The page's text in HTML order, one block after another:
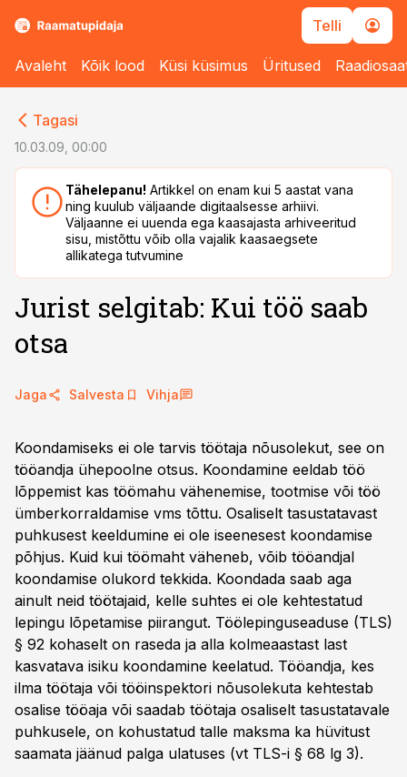
Telli
Avaleht Kõik lood Küsi küsimus Üritused
Tagasi
10.03.09, 00:00
Tähelepanu! Artikkel on enam kui 5 aastat vana
ning kuulub väljaande digitaalsesse arhiivi.
Väljaanne ei uuenda ega kaasajasta arhiveeritud
sisu, mistõttu võib olla vajalik kaasaegsete
allikatega tutvumine
Jurist selgitab: Kui töö saab
otsa
Jaga Salvesta Vihja
Koondamiseks ei ole tarvis töötaja nõusolekut, see on
tööandja ühepoolne otsus. Koondamine eeldab töö
lõppemist kas töömahu vähenemise, tootmise või töö
ümberkorraldamise vms tõttu. Osaliselt tasustatavast
puhkusest keeldumine ei ole iseenesest koondamise
põhjus. Kuid kui töömaht väheneb, võib tööandjal
koondamise olukord tekkida. Koondada saab aga
ainult neid töötajaid, kelle suhtes ei ole kehtestatud
lepingu lõpetamise piirangut. Töölepinguseaduse (TLS)
§ 92 kohaselt on raseda ja alla kolmeaastast last
kasvatava isiku koondamine keelatud. Tööandja, kes
ilma töötaja või tööinspektori nõusolekuta kehtestab
osalise tööaja või saadab töötaja osaliselt tasustatavale
puhkusele, on kohustatud talle maksma ka hüvitust
saamata jäänud palga ulatuses (vt TLS-i § 68 lg 3).